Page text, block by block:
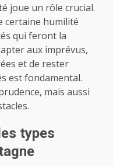
joue un rôle crucial.
certaine humilité
qui feront la
aux imprévus,
et de rester
est fondamental.
mais aussi
types